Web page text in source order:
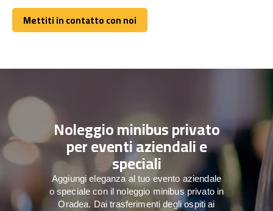
Mettiti in contatto con noi
Mettiti in contatto con noi
Noleggio minibus privato
per eventi aziendali e
speciali
Aggiungi eleganza al tuo evento aziendale
o speciale con il noleggio minibus privato in
Oradea. Dai trasferimenti degli ospiti ai